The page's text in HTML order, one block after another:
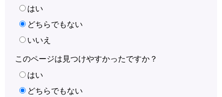
はい
どちらでもない
いいえ
このページは見つけやすかったですか？
はい
どちらでもない